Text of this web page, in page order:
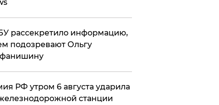
рассекретило информацию,
подозревают Ольгу
РФ утром 6 августа ударила
станции